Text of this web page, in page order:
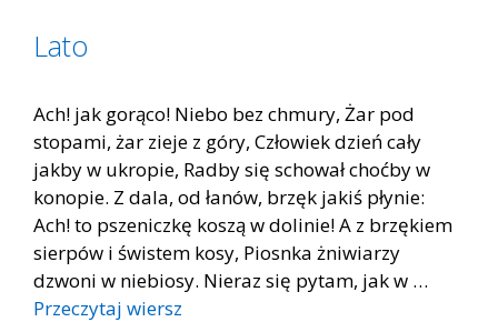
Lato
Ach! jak gorąco! Niebo bez chmury, Żar pod
stopami, żar zieje z góry, Człowiek dzień cały
jakby w ukropie, Radby się schował choćby w
konopie. Z dala, od łanów, brzęk jakiś płynie:
Ach! to pszeniczkę koszą w dolinie! A z brzękiem
sierpów i świstem kosy, Piosnka żniwiarzy
dzwoni w niebiosy. Nieraz się pytam, jak w …
Przeczytaj wiersz